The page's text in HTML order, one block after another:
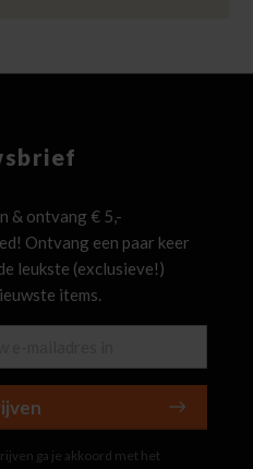
& ontvang € 5,-
Ontvang een paar keer
leukste (exclusieve!)
items.
ga je akkoord met het